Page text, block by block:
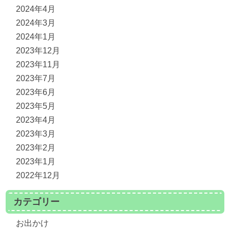
2024年4月
2024年3月
2024年1月
2023年12月
2023年11月
2023年7月
2023年6月
2023年5月
2023年4月
2023年3月
2023年2月
2023年1月
2022年12月
カテゴリー
お出かけ